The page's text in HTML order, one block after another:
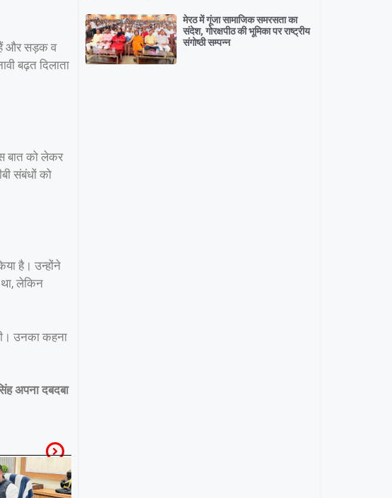
और सड़क व
बढ़त दिलाता
बात को लेकर
संबंधों को
है। उन्होंने
लेकिन
उनका कहना
अपना दबदबा
मेरठ में गूंजा सामाजिक समरसता का
संदेश, गोरक्षपीठ की भूमिका पर राष्ट्रीय
संगोष्ठी सम्पन्न